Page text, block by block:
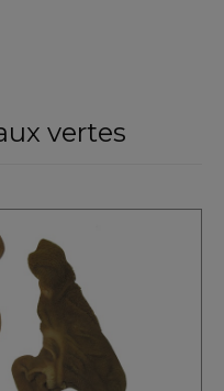
vertes